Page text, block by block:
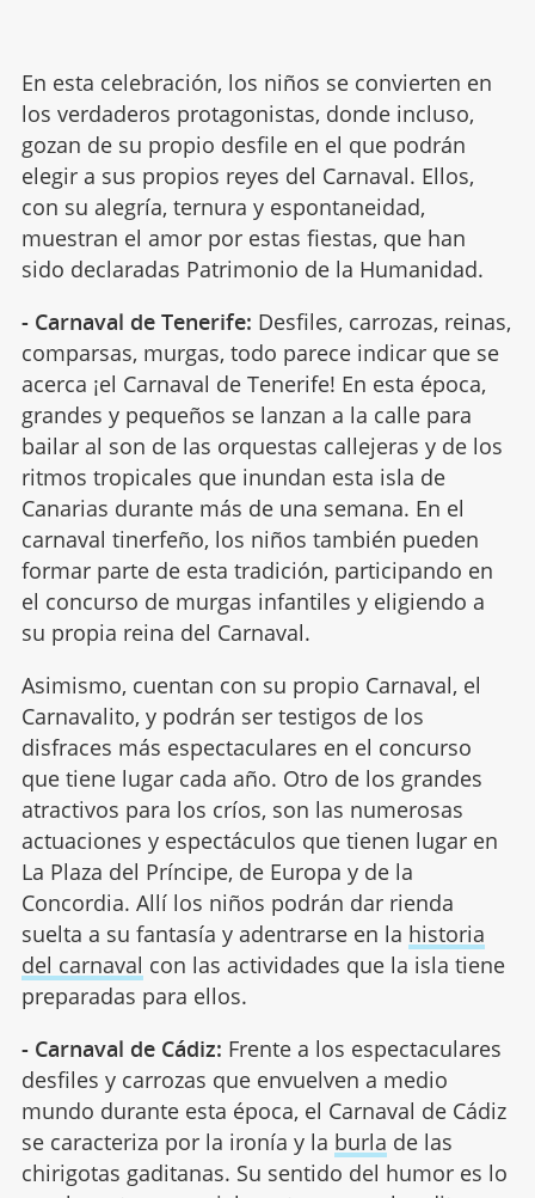
En esta celebración, los niños se convierten en
los verdaderos protagonistas, donde incluso,
gozan de su propio desfile en el que podrán
elegir a sus propios reyes del Carnaval. Ellos,
con su alegría, ternura y espontaneidad,
muestran el amor por estas fiestas, que han
sido declaradas Patrimonio de la Humanidad.
- Carnaval de Tenerife: Desfiles, carrozas, reinas,
comparsas, murgas, todo parece indicar que se
acerca ¡el Carnaval de Tenerife! En esta época,
grandes y pequeños se lanzan a la calle para
bailar al son de las orquestas callejeras y de los
ritmos tropicales que inundan esta isla de
Canarias durante más de una semana. En el
carnaval tinerfeño, los niños también pueden
formar parte de esta tradición, participando en
el concurso de murgas infantiles y eligiendo a
su propia reina del Carnaval.
Asimismo, cuentan con su propio Carnaval, el
Carnavalito, y podrán ser testigos de los
disfraces más espectaculares en el concurso
que tiene lugar cada año. Otro de los grandes
atractivos para los críos, son las numerosas
actuaciones y espectáculos que tienen lugar en
La Plaza del Príncipe, de Europa y de la
Concordia. Allí los niños podrán dar rienda
suelta a su fantasía y adentrarse en la historia
del carnaval con las actividades que la isla tiene
preparadas para ellos.
- Carnaval de Cádiz: Frente a los espectaculares
desfiles y carrozas que envuelven a medio
mundo durante esta época, el Carnaval de Cádiz
se caracteriza por la ironía y la burla de las
chirigotas gaditanas. Su sentido del humor es lo